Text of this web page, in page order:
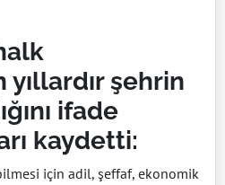
şehrin
ifade
kaydetti:
için adil, şeffaf, ekonomik